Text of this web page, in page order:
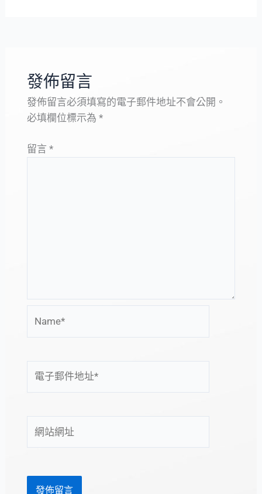
發佈留言
發佈留言必須填寫的電子郵件地址不會公開。
必填欄位標示為 *
留言 *
子
地
站